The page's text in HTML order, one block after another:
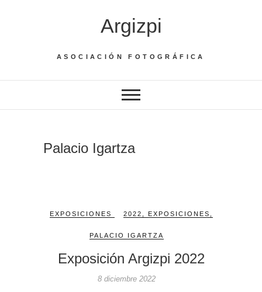
Argizpi
ASOCIACIÓN FOTOGRÁFICA
Palacio Igartza
EXPOSICIONES 2022 EXPOSICIONES
PALACIO IGARTZA
Exposición Argizpi 2022
8 diciembre 2022